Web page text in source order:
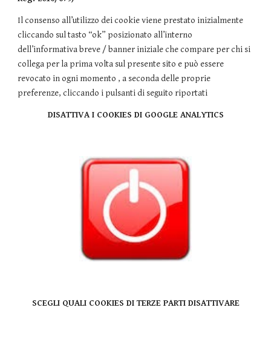
Il consenso all’utilizzo dei cookie viene prestato inizialmente
cliccando sul tasto “ok” posizionato all’interno
dell’informativa breve / banner iniziale che compare per chi si
collega per la prima volta sul presente sito e può essere
revocato in ogni momento , a seconda delle proprie
preferenze, cliccando i pulsanti di seguito riportati
DISATTIVA I COOKIES DI GOOGLE ANALYTICS
SCEGLI QUALI COOKIES DI TERZE PARTI DISATTIVARE